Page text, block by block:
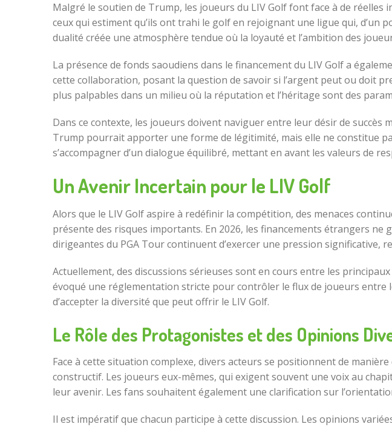
Malgré le soutien de Trump, les joueurs du LIV Golf font face à de
ceux qui estiment qu’ils ont trahi le golf en rejoignant une ligue qui, d’un
dualité créée une atmosphère tendue où la loyauté et l’ambition des
La présence de fonds saoudiens dans le financement du LIV Golf a
cette collaboration, posant la question de savoir si l’argent peut ou doit
plus palpables dans un milieu où la réputation et l’héritage sont des
Dans ce contexte, les joueurs doivent naviguer entre leur désir de succès
Trump pourrait apporter une forme de légitimité, mais elle ne constitue
s’accompagner d’un dialogue équilibré, mettant en avant les valeurs de
Un Avenir Incertain pour le LIV Golf
Alors que le LIV Golf aspire à redéfinir la compétition, des menaces
présente des risques importants. En 2026, les financements étrangers
dirigeantes du PGA Tour continuent d’exercer une pression significative,
Actuellement, des discussions sérieuses sont en cours entre les
évoqué une réglementation stricte pour contrôler le flux de joueurs entre
d’accepter la diversité que peut offrir le LIV Golf.
Le Rôle des Protagonistes et des Opinions
Face à cette situation complexe, divers acteurs se positionnent de
constructif. Les joueurs eux-mêmes, qui exigent souvent une voix au
leur avenir. Les fans souhaitent également une clarification sur
Il est impératif que chacun participe à cette discussion. Les opinions